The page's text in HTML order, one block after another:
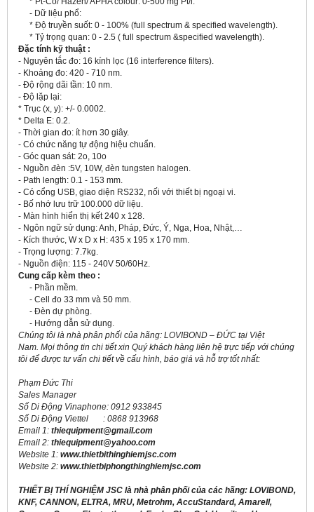
- Dữ liệu phổ:
* Độ truyền suốt: 0 - 100% (full spectrum & specified wavelength).
* Tỷ trọng quan: 0 - 2.5 ( full spectrum &specified wavelength).
Đặc tính kỹ thuật :
- Nguyên tắc đo: 16 kính lọc (16 interference filters).
- Khoảng đo: 420 - 710 nm.
- Độ rộng dãi tần: 10 nm.
- Độ lặp lại:
* Trục (x, y): +/- 0.0002.
* Delta E: 0.2.
- Thời gian đo: ít hơn 30 giây.
- Có chức năng tự động hiệu chuẩn.
- Góc quan sát: 2o, 10o
- Nguồn đèn :5V, 10W, đèn tungsten halogen.
- Path length: 0.1 - 153 mm.
- Có cổng USB, giao diện RS232, nối với thiết bị ngoại vi.
- Bố nhớ lưu trữ 100.000 dữ liệu.
- Màn hình hiển thị kết 240 x 128.
- Ngôn ngữ sử dụng: Anh, Pháp, Đức, Ý, Nga, Hoa, Nhật,…
- Kích thước, W x D x H: 435 x 195 x 170 mm.
- Trọng lượng: 7.7kg.
- Nguồn điện: 115 - 240V 50/60Hz.
Cung cấp kèm theo :
- Phần mềm.
- Cell đo 33 mm và 50 mm.
- Đèn dự phòng.
- Hướng dẫn sử dụng.
Chúng tôi là nhà phân phối của hãng: LOVIBOND – ĐỨC tại Việt
Nam. Mọi thông tin chi tiết xin Quý khách hàng liên hệ trực tiếp với chúng
tôi để được tư vấn chi tiết về cấu hình, báo giá và hỗ trợ tốt nhất:
Phạm Đức Thi
Sales Manager
Số Di Động Vinaphone: 0912 933845
Số Di Động Viettel : 0868 913968
Email 1: thiequipment@gmail.com
Email 2: thiequipment@yahoo.com
Website 1: www.thietbithinghiemjsc.com
Website 2: www.thietbiphongthinghiemjsc.com
THIẾT BỊ THÍ NGHIỆM JSC là nhà phân phối của các hãng: LOVIBOND,
KNF, CANNON, ELTRA, MRU, Metrohm, AccuStandard, Amarell,